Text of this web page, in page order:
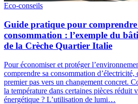
Eco-conseils
Guide pratique pour
consommation : l’exemple du
de la Crèche Quartier Italie
Pour économiser et protéger
comprendre sa consommation d’électricité,
premier pas vers un changement concret.
la température dans certaines pièces réduit
énergétique ? L’utilisation de lumi…